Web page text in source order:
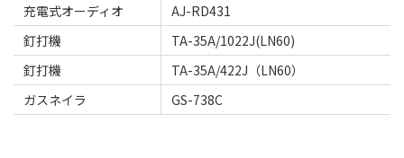
充電式オーディオ
AJ-RD431
釘打機
TA-35A/1022J(LN60)
釘打機
TA-35A/422J（LN60）
ガスネイラ
GS-738C